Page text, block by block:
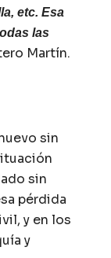
etc. Esa
las
Martín.
sin
sin
pérdida
y en los
y